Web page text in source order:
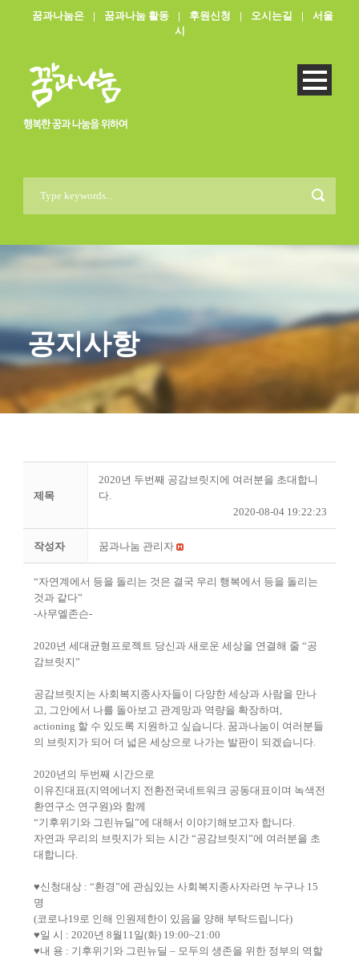
꿈과나눔은 | 꿈과나눔 활동 | 후원신청 | 오시는길 |
서울
시
공지사항
제목
2020년 두번째 공감브릿지에 여러분을 초대합니
다.
2020-08-04 19:22:23
작성자 꿈과나눔 관리자
“자연계에서 등을 돌리는 것은 결국 우리 행복에서 등을 돌리는
것과 같다”
-사무엘존슨-
2020년 세대균형프로젝트 당신과 새로운 세상을 연결해 줄 “공
감브릿지”
공감브릿지는 사회복지종사자들이 다양한 세상과 사람을 만나
고, 그안에서 나를 돌아보고 관계망과 역량을 확장하며 ,
actioning 할 수 있도록 지원하고 싶습니다. 꿈과나눔이 여러분들
의 브릿지가 되어 더 넓은 세상으로 나가는 발판이 되겠습니다.
2020년의 두번째 시간으로
이유진대표(지역에너지 전환전국네트워크 공동대표이며 녹색전
환연구소 연구원)와 함께
“기후위기와 그린뉴딜”에 대해서 이야기해보고자 합니다.
자연과 우리의 브릿지가 되는 시간 “공감브릿지”에 여러분을 초
대합니다.
♥신청대상 : “환경”에 관심있는 사회복지종사자라면 누구나 15
명
(코로나19로 인해 인원제한이 있음을 양해 부탁드립니다)
♥일 시 : 2020년 8월 11일(화) 19:00~21:00
♥내 용 : 기후위기와 그린뉴딜 – 모두의 생존을 위한 정부의 역할